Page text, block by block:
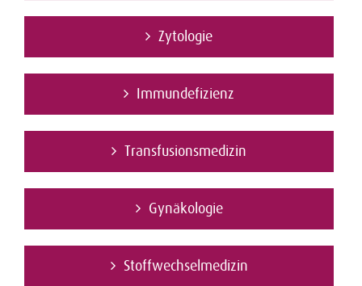
Zytologie
Immundefizienz
Transfusionsmedizin
Gynäkologie
Stoffwechselmedizin